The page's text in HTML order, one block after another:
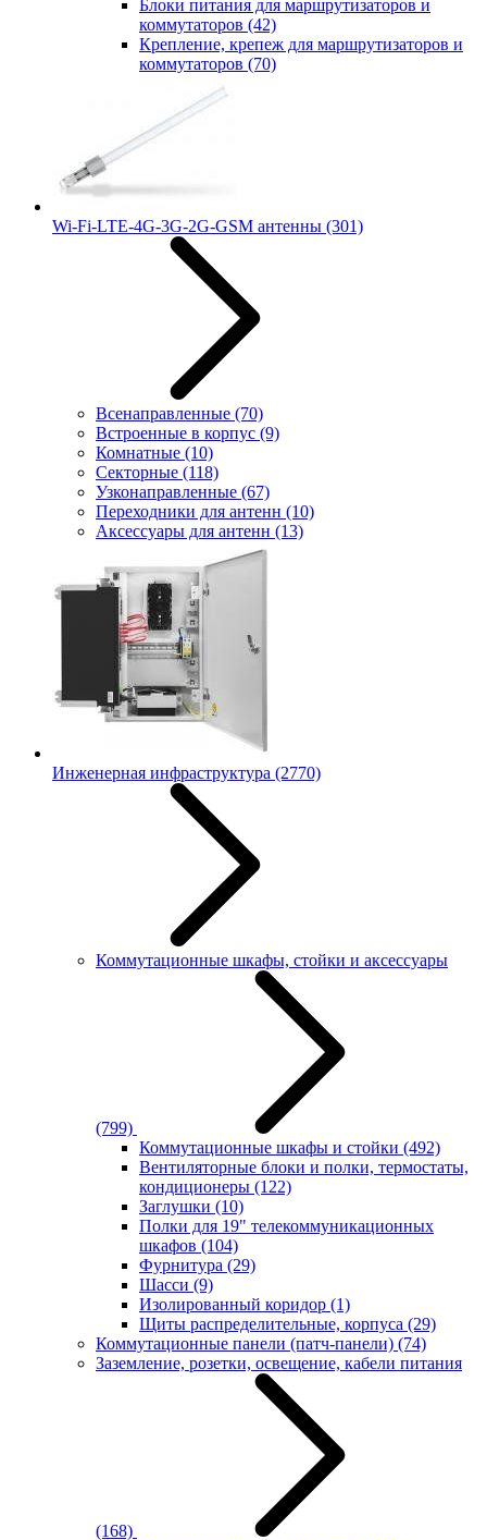
Блоки питания для маршрутизаторов и
коммутаторов (42)
Крепление, крепеж для маршрутизаторов и
коммутаторов (70)
Wi-Fi-LTE-4G-3G-2G-GSM антенны (301)
Всенаправленные (70)
Встроенные в корпус (9)
Комнатные (10)
Секторные (118)
Узконаправленные (67)
Переходники для антенн (10)
Аксессуары для антенн (13)
Инженерная инфраструктура (2770)
Коммутационные шкафы, стойки и аксессуары
(799)
Коммутационные шкафы и стойки (492)
Вентиляторные блоки и полки, термостаты,
кондиционеры (122)
Заглушки (10)
Полки для 19" телекоммуникационных
шкафов (104)
Фурнитура (29)
Шасси (9)
Изолированный коридор (1)
Щиты распределительные, корпуса (29)
Коммутационные панели (патч-панели) (74)
Заземление, розетки, освещение, кабели питания
(168)